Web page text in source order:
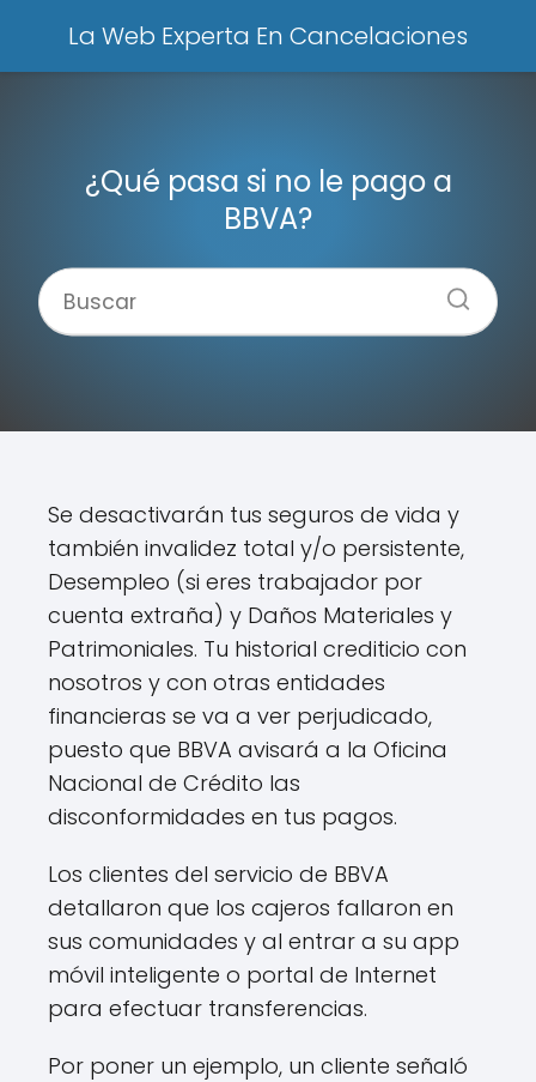
La Web Experta En Cancelaciones
¿Qué pasa si no le pago a
BBVA?
Se desactivarán tus seguros de vida y
también invalidez total y/o persistente,
Desempleo (si eres trabajador por
cuenta extraña) y Daños Materiales y
Patrimoniales. Tu historial crediticio con
nosotros y con otras entidades
financieras se va a ver perjudicado,
puesto que BBVA avisará a la Oficina
Nacional de Crédito las
disconformidades en tus pagos.
Los clientes del servicio de BBVA
detallaron que los cajeros fallaron en
sus comunidades y al entrar a su app
móvil inteligente o portal de Internet
para efectuar transferencias.
Por poner un ejemplo, un cliente señaló